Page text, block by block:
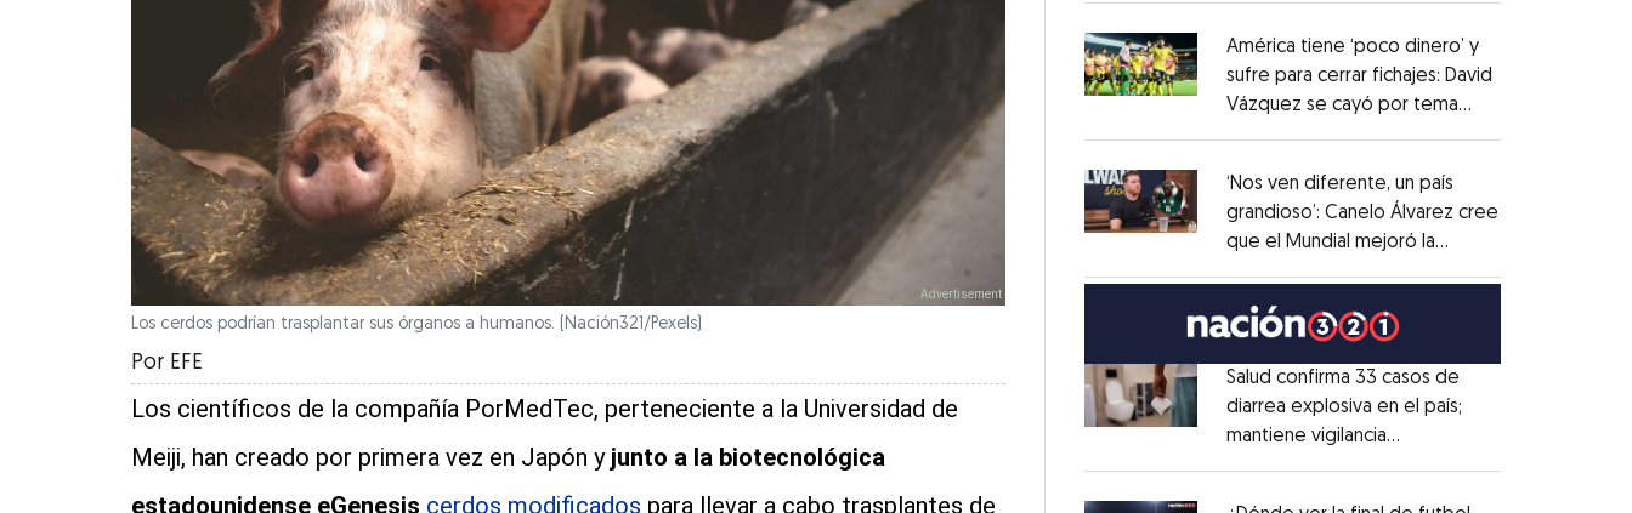
Los cerdos podrían trasplantar sus órganos a humanos. (Nación321/Pexels)
Por EFE
Los científicos de la compañía PorMedTec, perteneciente a la Universidad de
Meiji, han creado por primera vez en Japón yjunto a la biotecnológica
estadounidense eGenesis cerdos modificados para llevar a cabo trasplantes de
Opens in new window
América tiene ‘poco dinero’ y
sufre para cerrar fichajes: David
Vázquez se cayó por tema
Opens in new window
‘Nos ven diferente, un país
grandioso’: Canelo Álvarez cree
que el Mundial mejoró la
Opens in new window
Salud confirma 33 casos de
diarrea explosiva en el país;
mantiene vigilancia